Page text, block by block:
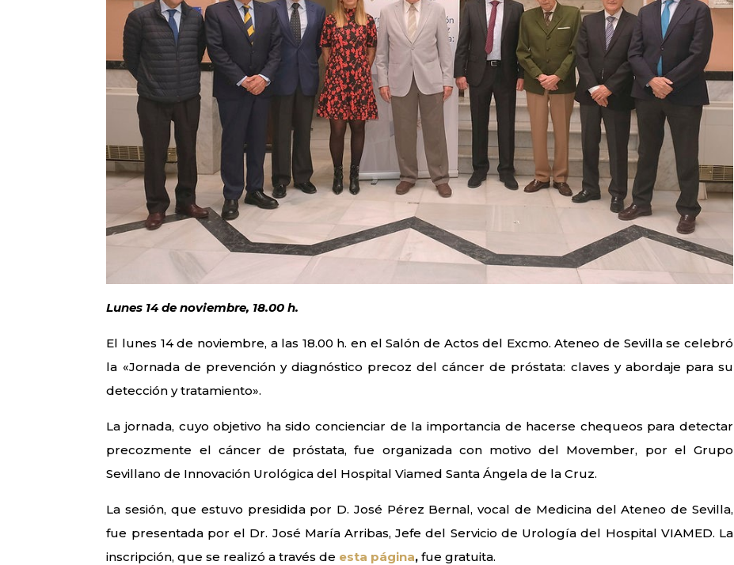
Lunes 14 de noviembre, 18.00 h.
El lunes 14 de noviembre, a las 18.00 h. en el Salón de Actos del Excmo. Ateneo de Sevilla se celebró
la «Jornada de prevención y diagnóstico precoz del cáncer de próstata: claves y abordaje para su
detección y tratamiento».
La jornada, cuyo objetivo ha sido concienciar de la importancia de hacerse chequeos para detectar
precozmente el cáncer de próstata, fue organizada con motivo del Movember, por el Grupo
Sevillano de Innovación Urológica del Hospital Viamed Santa Ángela de la Cruz.
La sesión, que estuvo presidida por D. José Pérez Bernal, vocal de Medicina del Ateneo de Sevilla,
fue presentada por el Dr. José María Arribas, Jefe del Servicio de Urología del Hospital VIAMED. La
inscripción, que se realizó a través de esta página,fue gratuita.